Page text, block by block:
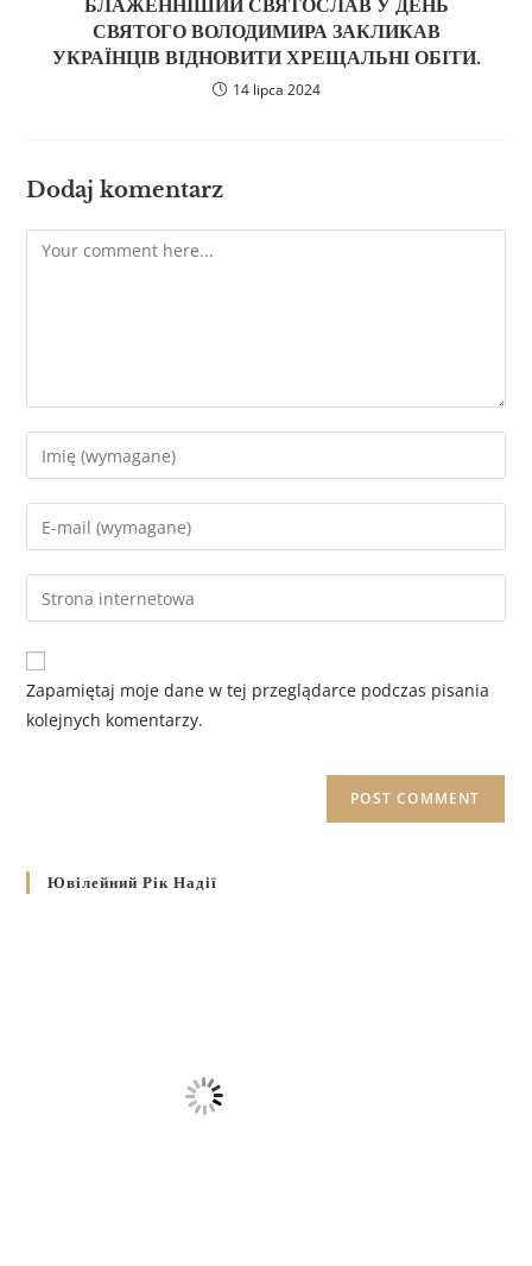
БЛАЖЕННІШИЙ СВЯТОСЛАВ У ДЕНЬ
СВЯТОГО ВОЛОДИМИРА ЗАКЛИКАВ
УКРАЇНЦІВ ВІДНОВИТИ ХРЕЩАЛЬНІ ОБІТИ.
14 lipca 2024
Dodaj komentarz
Zapamiętaj moje dane w tej przeglądarce podczas pisania
kolejnych komentarzy.
Ювілейний Рік Надії